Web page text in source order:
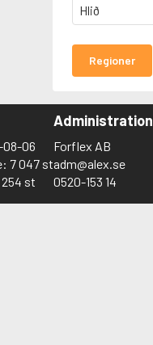
Hlið
Regioner
08-06
7 047 st
st
Administration
Forflex AB
adm@alex.se
0520-153 14